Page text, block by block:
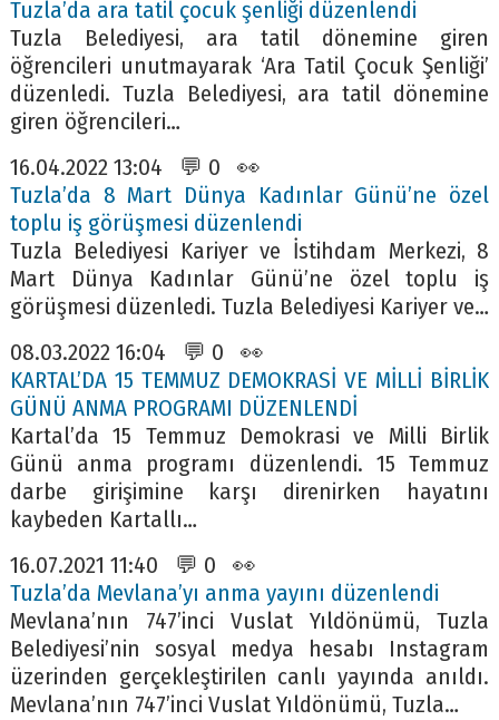
Tuzla’da ara tatil çocuk şenliği düzenlendi
Tuzla Belediyesi, ara tatil dönemine giren
öğrencileri unutmayarak ‘Ara Tatil Çocuk Şenliği’
düzenledi. Tuzla Belediyesi, ara tatil dönemine
giren öğrencileri…
16.04.2022 13:04 💬 0 👀
Tuzla’da 8 Mart Dünya Kadınlar Günü’ne özel
toplu iş görüşmesi düzenlendi
Tuzla Belediyesi Kariyer ve İstihdam Merkezi, 8
Mart Dünya Kadınlar Günü’ne özel toplu iş
görüşmesi düzenledi. Tuzla Belediyesi Kariyer ve…
08.03.2022 16:04 💬 0 👀
KARTAL’DA 15 TEMMUZ DEMOKRASİ VE MİLLİ BİRLİK
GÜNÜ ANMA PROGRAMI DÜZENLENDİ
Kartal’da 15 Temmuz Demokrasi ve Milli Birlik
Günü anma programı düzenlendi. 15 Temmuz
darbe girişimine karşı direnirken hayatını
kaybeden Kartallı…
16.07.2021 11:40 💬 0 👀
Tuzla’da Mevlana’yı anma yayını düzenlendi
Mevlana’nın 747’inci Vuslat Yıldönümü, Tuzla
Belediyesi’nin sosyal medya hesabı Instagram
üzerinden gerçekleştirilen canlı yayında anıldı.
Mevlana’nın 747’inci Vuslat Yıldönümü, Tuzla…